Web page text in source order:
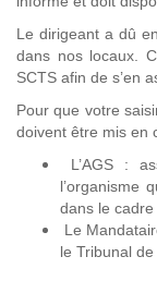
Le dirigeant a dû
dans nos locaux.
SCTS afin de s’en
Pour que votre
doivent être mis en
L’AGS :
l’organisme
dans le cadre
Le
le Tribunal de